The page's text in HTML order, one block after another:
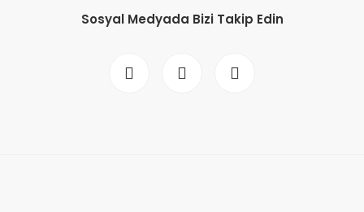
Sosyal Medyada Bizi Takip Edin